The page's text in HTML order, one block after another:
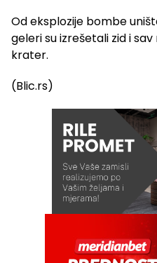
Od eksplozije bombe
geleri su izrešetali zid i
krater.
(Blic.rs)